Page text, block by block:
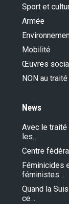
Sport et
Armée
Mobilité
Œuvres
NON au
News
Avec le traité
les…
Centre
Féminicides
féministes…
Quand la
ce…